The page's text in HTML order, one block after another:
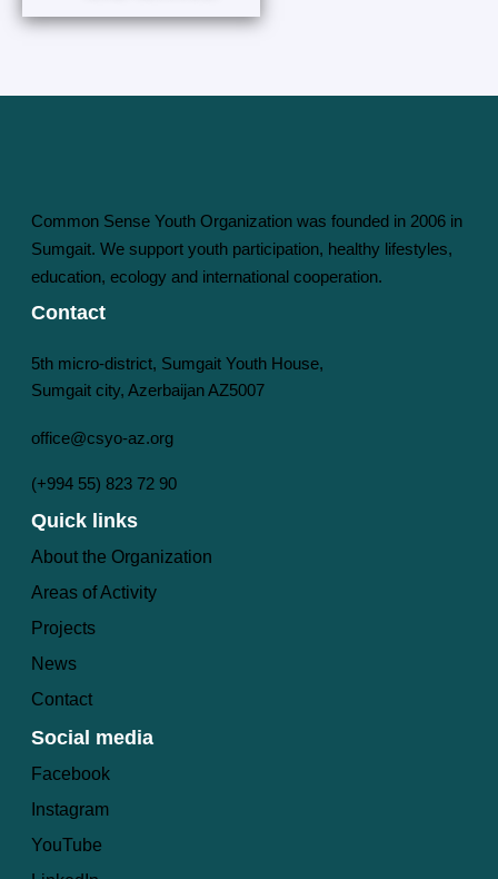
Common Sense Youth Organization was founded in 2006 in
Sumgait. We support youth participation, healthy lifestyles,
education, ecology and international cooperation.
Contact
5th micro-district, Sumgait Youth House,
Sumgait city, Azerbaijan AZ5007
office@csyo-az.org
(+994 55) 823 72 90
Quick links
About the Organization
Areas of Activity
Projects
News
Contact
Social media
Facebook
Instagram
YouTube